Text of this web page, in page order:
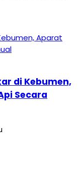
di Kebumen,
Secara